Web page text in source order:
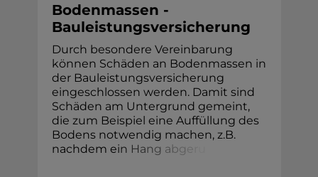
Bodenmassen -
Bauleistungsversicherung
Durch besondere Vereinbarung
können Schäden an Bodenmassen in
der Bauleistungsversicherung
eingeschlossen werden. Damit sind
Schäden am Untergrund gemeint,
die zum Beispiel eine Auffüllung des
Bodens notwendig machen, z.B.
nachdem ein Hang abge